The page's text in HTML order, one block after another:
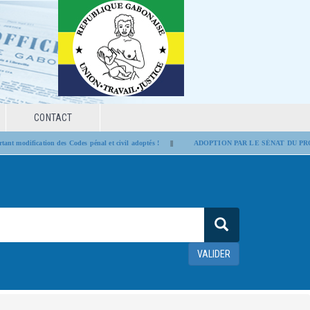
CONTACT
modification des Codes pénal et civil adoptés !|| ADOPTION PAR LE SÉNAT DU
VALIDER